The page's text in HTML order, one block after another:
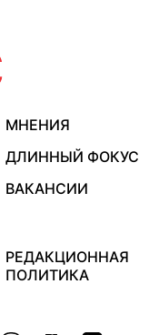
МНЕНИЯ
ДЛИННЫЙ ФОКУС
ВАКАНСИИ
РЕДАКЦИОННАЯ
ПОЛИТИКА